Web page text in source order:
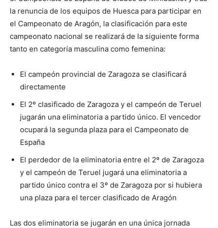
la renuncia de los equipos de Huesca para participar en
el Campeonato de Aragón, la clasificación para este
campeonato nacional se realizará de la siguiente forma
tanto en categoría masculina como femenina:
El campeón provincial de Zaragoza se clasificará
directamente
El 2º clasificado de Zaragoza y el campeón de Teruel
jugarán una eliminatoria a partido único. El vencedor
ocupará la segunda plaza para el Campeonato de
España
El perdedor de la eliminatoria entre el 2º de Zaragoza
y el campeón de Teruel jugará una eliminatoria a
partido único contra el 3º de Zaragoza por si hubiera
una plaza para el tercer clasificado de Aragón
Las dos eliminatoria se jugarán en una única jornada